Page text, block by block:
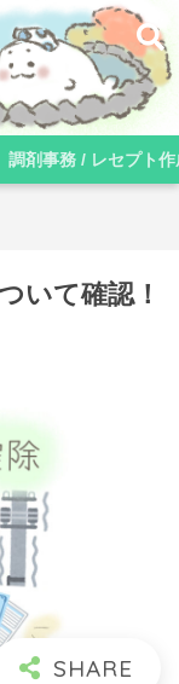
調剤事務 / レセプト作
いて確認！